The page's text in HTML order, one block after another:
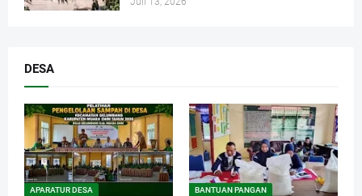
DESA
APARATUR DESA BANTUAN PANGAN